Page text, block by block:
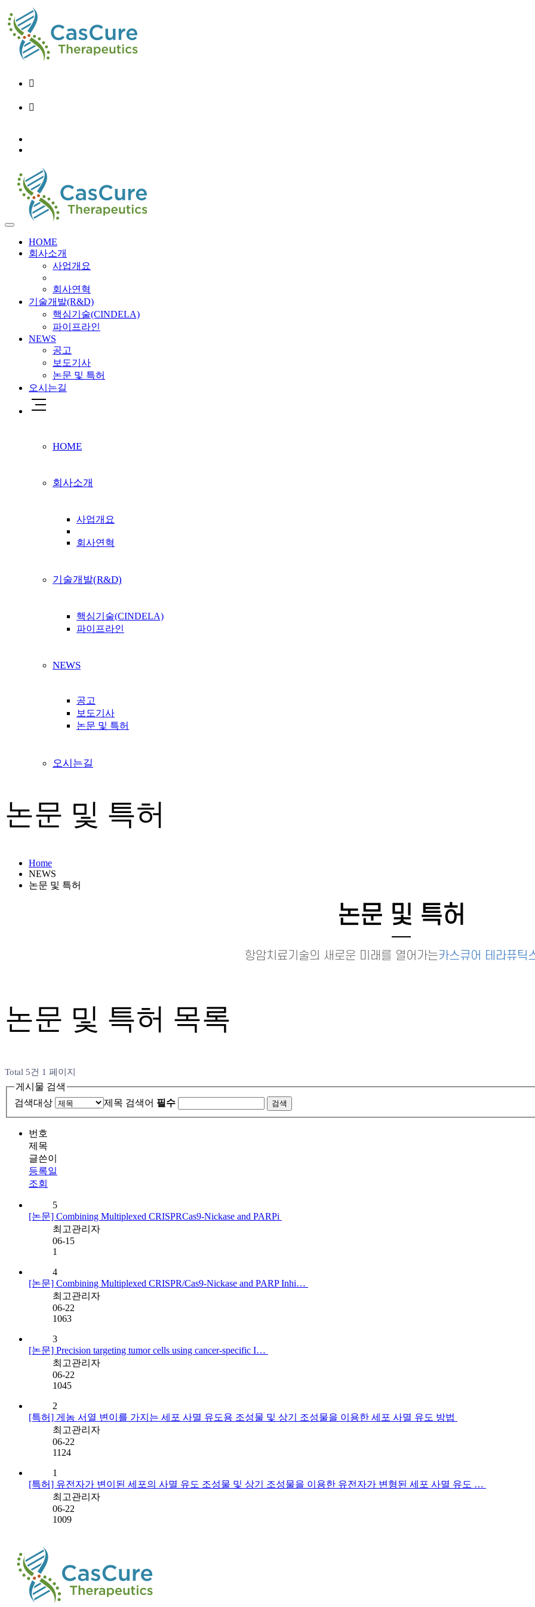
HOME
회사소개
사업개요
회사연혁
기술개발(R&D)
핵심기술(CINDELA)
파이프라인
NEWS
공고
보도기사
논문 및 특허
오시는길
HOME
회사소개
사업개요
회사연혁
기술개발(R&D)
핵심기술(CINDELA)
파이프라인
NEWS
공고
보도기사
논문 및 특허
오시는길
논문 및 특허
Home
NEWS
논문 및 특허
논문 및 특허
항암치료기술의 새로운 미래를 열어가는카스큐어 테라퓨틱
논문 및 특허 목록
Total 5건 1 페이지
게시물 검색
검색대상
제목 검색어 필수
번호
제목
글쓴이
등록일
조회
5
[논문] Combining Multiplexed CRISPRCas9-Nickase and PARPi
최고관리자
06-15
1
4
[논문] Combining Multiplexed CRISPR/Cas9-Nickase and PARP Inhi…
최고관리자
06-22
1063
3
[논문] Precision targeting tumor cells using cancer-specific I…
최고관리자
06-22
1045
2
[특허] 게놈 서열 변이를 가지는 세포 사멸 유도용 조성물 및 상기 조성물을 이용한 세포 사멸 유도 방법
최고관리자
06-22
1124
1
[특허] 유전자가 변이된 세포의 사멸 유도 조성물 및 상기 조성물을 이용한 유전자가 변형된 세포 사멸 유도 …
최고관리자
06-22
1009